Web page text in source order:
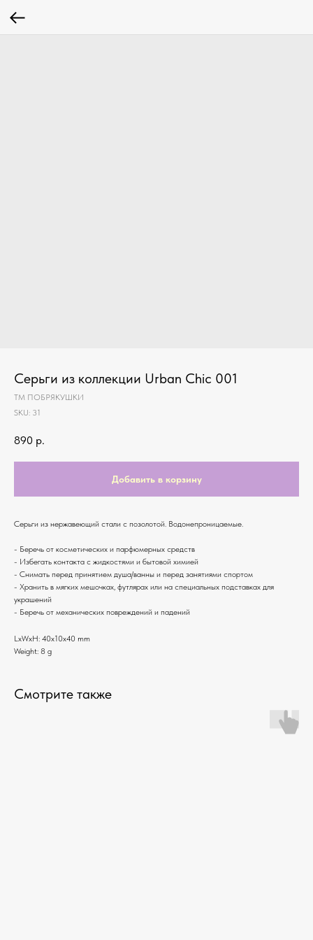
Серьги из коллекции Urban Chic 001
ТМ ПОБРЯКУШКИ
SKU: 31
890 р.
Добавить в корзину
Серьги из нержавеющий стали с позолотой. Водонепроницаемые.
- Беречь от косметических и парфюмерных средств
- Избегать контакта с жидкостями и бытовой химией
- Снимать перед принятием душа/ванны и перед занятиями спортом
- Хранить в мягких мешочках, футлярах или на специальных подставках для
украшений
- Беречь от механических повреждений и падений
LxWxH: 40x10x40 mm
Weight: 8 g
Смотрите также